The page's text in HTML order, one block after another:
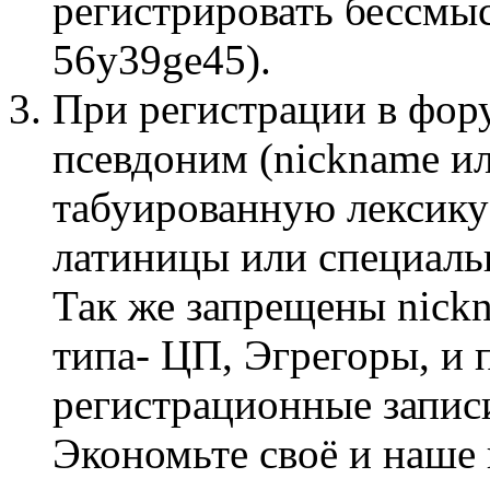
регистрировать
56y39ge45).
При регистрации в
псевдоним (nickname
табуированную
латиницы или
Так же запрещены
типа- ЦП, Эгрегоры, и
регистрационные
Экономьте своё и